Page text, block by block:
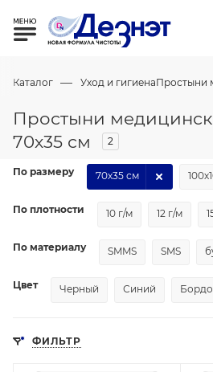
Каталог — Уход и гигиенаПростыни
Простыни
70х35 см
2
По размеру 70х35 см
По плотности 10 г/м 12 г/м
По материалу SMMS SMS
Цвет Черный Синий
ФИЛЬТР